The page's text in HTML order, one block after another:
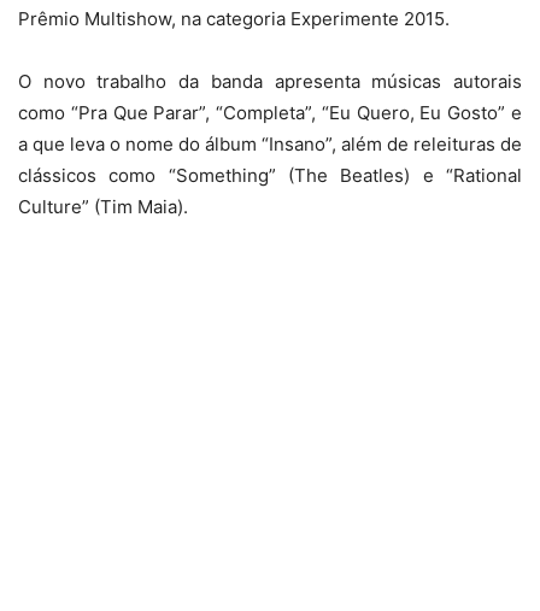
Prêmio Multishow, na categoria Experimente 2015.
O novo trabalho da banda apresenta músicas autorais
como “Pra Que Parar”, “Completa”, “Eu Quero, Eu Gosto” e
a que leva o nome do álbum “Insano”, além de releituras de
clássicos como “Something” (The Beatles) e “Rational
Culture” (Tim Maia).